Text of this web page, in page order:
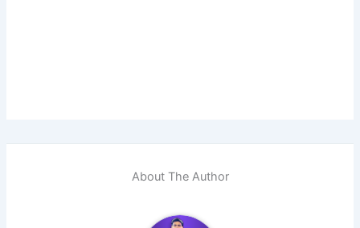
About The Author